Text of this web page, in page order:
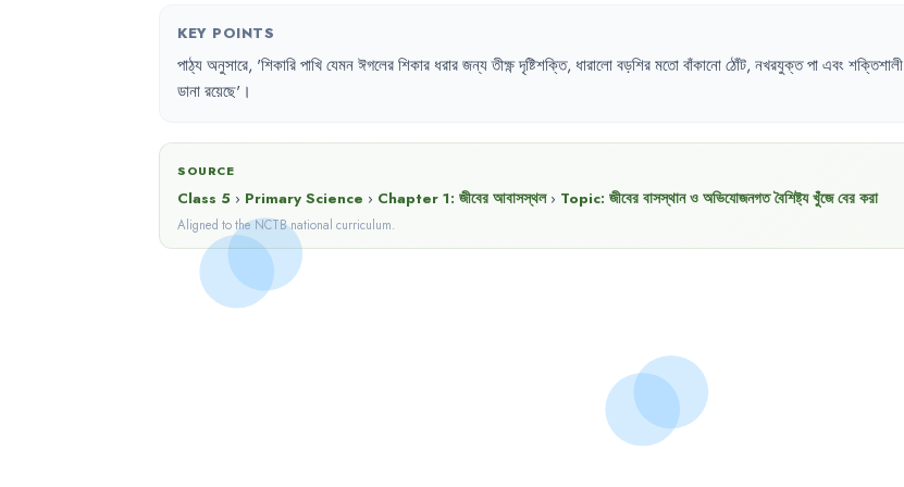
KEY POINTS
পাঠ্যঅনুসারে, 'শিকারিপাখিযেমনঈগলেরশিকারধরারজন্যতীক্ষ্ণদৃষ্টিশক্তি, ধারালোবড়শিরমতোবাঁকানোঠোঁট, নখরযুক্তপাএবং শক্তিশালী
ডানারয়েছে'।
SOURCE
Class 5 › Primary Science › Chapter 1: জীবের আবাসস্থল › Topic: জীবের বাসস্থান ও অভিযোজনগত বৈশিষ্ট্য খুঁজে বের করা
Aligned to the NCTB national curriculum.